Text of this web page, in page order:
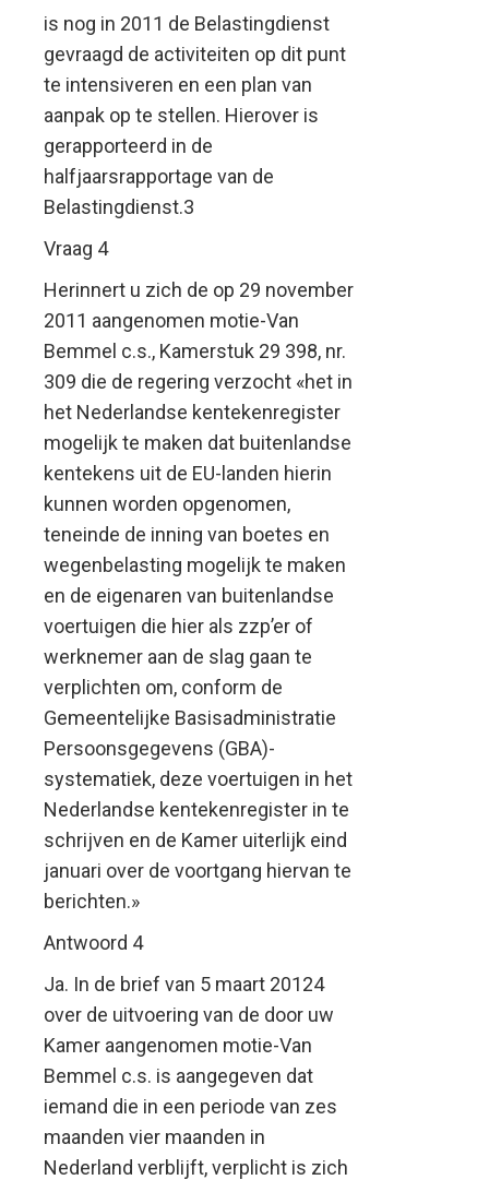
is nog in 2011 de Belastingdienst
gevraagd de activiteiten op dit punt
te intensiveren en een plan van
aanpak op te stellen. Hierover is
gerapporteerd in de
halfjaarsrapportage van de
Belastingdienst.3
Vraag 4
Herinnert u zich de op 29 november
2011 aangenomen motie-Van
Bemmel c.s., Kamerstuk 29 398, nr.
309 die de regering verzocht «het in
het Nederlandse kentekenregister
mogelijk te maken dat buitenlandse
kentekens uit de EU-landen hierin
kunnen worden opgenomen,
teneinde de inning van boetes en
wegenbelasting mogelijk te maken
en de eigenaren van buitenlandse
voertuigen die hier als zzp’er of
werknemer aan de slag gaan te
verplichten om, conform de
Gemeentelijke Basisadministratie
Persoonsgegevens (GBA)-
systematiek, deze voertuigen in het
Nederlandse kentekenregister in te
schrijven en de Kamer uiterlijk eind
januari over de voortgang hiervan te
berichten.»
Antwoord 4
Ja. In de brief van 5 maart 20124
over de uitvoering van de door uw
Kamer aangenomen motie-Van
Bemmel c.s. is aangegeven dat
iemand die in een periode van zes
maanden vier maanden in
Nederland verblijft, verplicht is zich